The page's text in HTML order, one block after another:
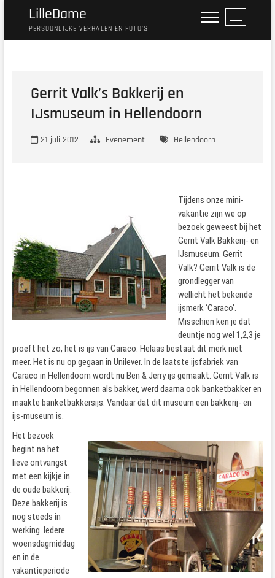
LilleDame
PERSOONLIJKE VERHALEN EN FOTO'S
M
e
n
Gerrit Valk’s Bakkerij en
IJsmuseum in Hellendoorn
21 juli 2012 Evenement Hellendoorn
Tijdens onze mini-
vakantie zijn we op
bezoek geweest bij het
Gerrit Valk Bakkerij- en
IJsmuseum. Gerrit
Valk? Gerrit Valk is de
grondlegger van
wellicht het bekende
ijsmerk ‘Caraco’.
Misschien ken je dat
deuntje nog wel 1,2,3 je
proeft het zo, het is ijs van Caraco. Helaas bestaat dit merk niet
meer. Het is nu op gegaan in Unilever. In de laatste ijsfabriek van
Caraco in Hellendoorn wordt nu Ben & Jerry ijs gemaakt. Gerrit Valk is
in Hellendoorn begonnen als bakker, werd daarna ook banketbakker en
maakte banketbakkersijs. Vandaar dat dit museum een bakkerij- en
ijs-museum is.
Het bezoek
begint na het
lieve ontvangst
met een kijkje in
de oude bakkerij.
Deze bakkerij is
nog steeds in
werking. Iedere
woensdagmiddag
en in de
vakantieperiode